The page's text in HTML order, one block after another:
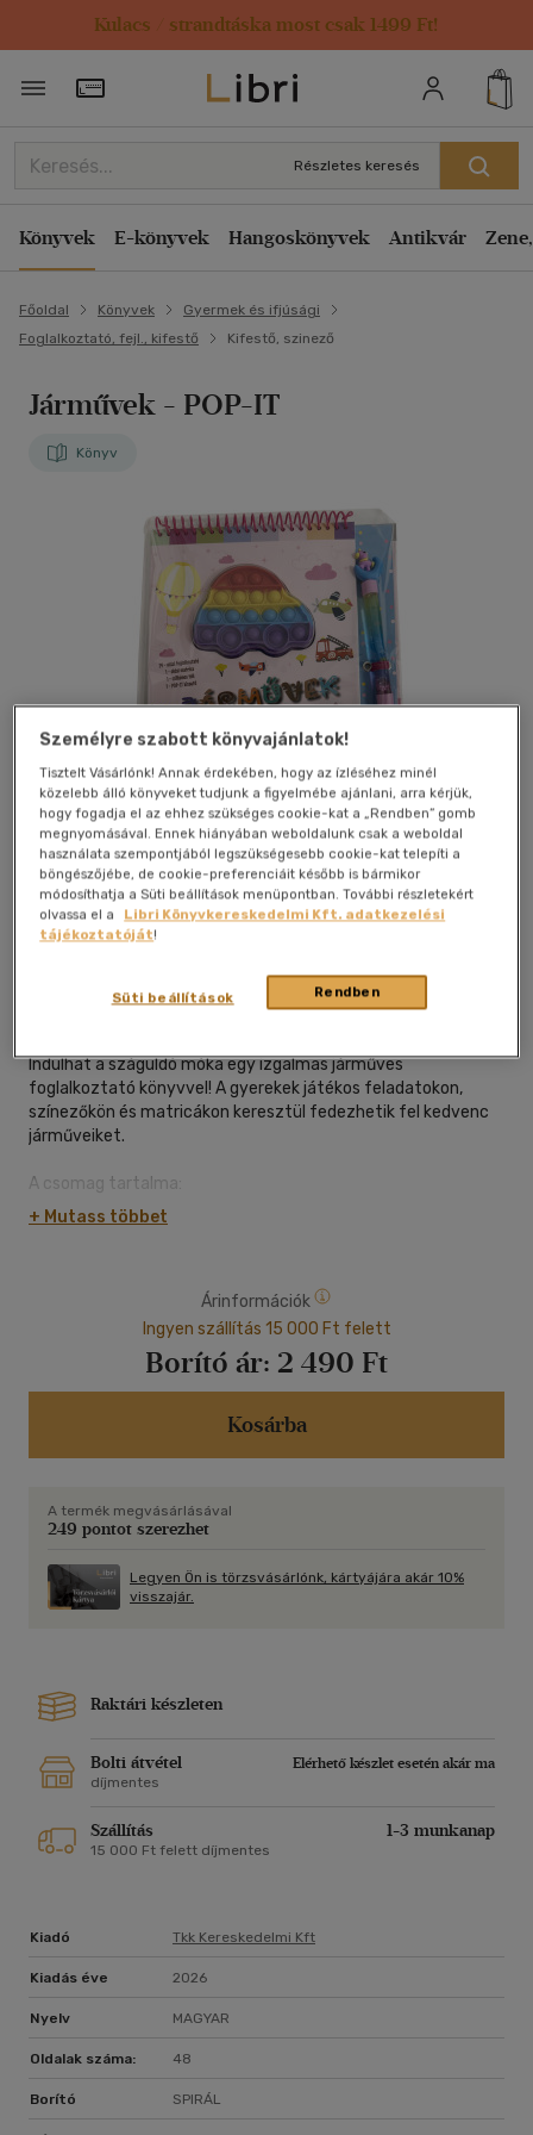
Kulacs / strandtáska most csak 1499 Ft!
Törzsvásárlói Kártya adatai
Részletes keresés
Könyvek E-könyvek Hangoskönyvek Antikvár
Főoldal Könyvek
Gyermek és ifjúsági
Foglalkoztató, fejl., kifestő
Kifestő, szinező
Járművek - POP-IT
Könyv
Kívánságlistához adom Megosztom
Tkk Kereskedelmi Kft | 2026 magyar nyelvű|
Indulhat a száguldó móka egy izgalmas járműves
foglalkoztató könyvvel! A gyerekek játékos feladatokon,
színezőkön és matricákon keresztül fedezhetik fel kedvenc
járműveiket.
A csomag tartalma:
24 oldal vidám foglalkoztató feladat
1 oldal matrica
A kreatív feladatok fejlesztik a kézügyességet, a figyelmet
és a fantáziát, miközben a pop it játék még több szórakozást
+ Mutass többet
Árinformációk
Ingyen szállítás 15 000 Ft felett
Borító ár: 2 490 Ft
Kosárba
A termék megvásárlásával
249 pontot szerezhet
Legyen Ön is törzsvásárlónk, kártyájára akár 10%
visszajár.
Raktári készleten
Bolti átvétel
Elérhető készlet esetén akár ma
díjmentes
Szállítás 1-3 munkanap
15 000 Ft felett díjmentes
Kiadó Tkk Kereskedelmi Kft
Kiadás éve 2026
Nyelv MAGYAR
Oldalak száma: 48
Borító SPIRÁL
Személyre szabott könyvajánlatok!
Tisztelt Vásárlónk! Annak érdekében, hogy az ízléséhez minél
közelebb álló könyveket tudjunk a figyelmébe ajánlani, arra kérjük,
hogy fogadja el az ehhez szükséges cookie-kat a „Rendben” gomb
megnyomásával. Ennek hiányában weboldalunk csak a weboldal
használata szempontjából legszükségesebb cookie-kat telepíti a
böngészőjébe, de cookie-preferenciáit később is bármikor
módosíthatja a Süti beállítások menüpontban. További részletekért
olvassa el a
Libri Könyvkereskedelmi Kft. adatkezelési
tájékoztatóját!
Rendben
Süti beállítások